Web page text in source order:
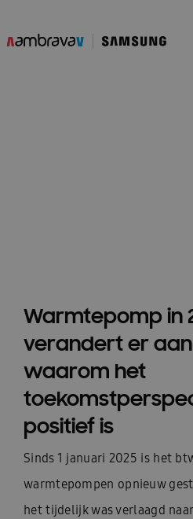
Warmtepomp in
verandert er
waarom het
positief is
Sinds 1 januari 2025 is het
warmtepompen opnieuw
het tijdelijk was verlaagd